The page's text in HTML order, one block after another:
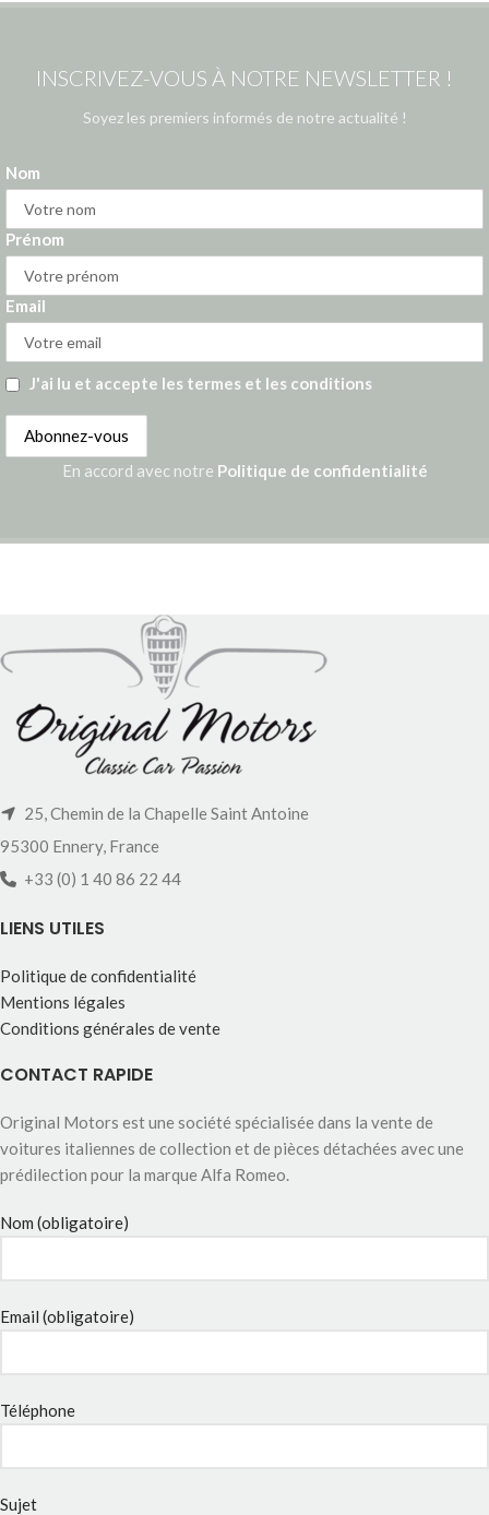
INSCRIVEZ-VOUS À NOTRE NEWSLETTER !
Soyez les premiers informés de notre actualité !
Nom
Prénom
Email
J'ai lu et accepte les termes et les conditions
En accord avec notre Politique de confidentialité
25, Chemin de la Chapelle Saint Antoine
95300 Ennery, France
+33 (0) 1 40 86 22 44
LIENS UTILES
Politique de confidentialité
Mentions légales
Conditions générales de vente
CONTACT RAPIDE
Original Motors est une société spécialisée dans la vente de
voitures italiennes de collection et de pièces détachées avec une
prédilection pour la marque Alfa Romeo.
Nom (obligatoire)
Email (obligatoire)
Téléphone
Sujet